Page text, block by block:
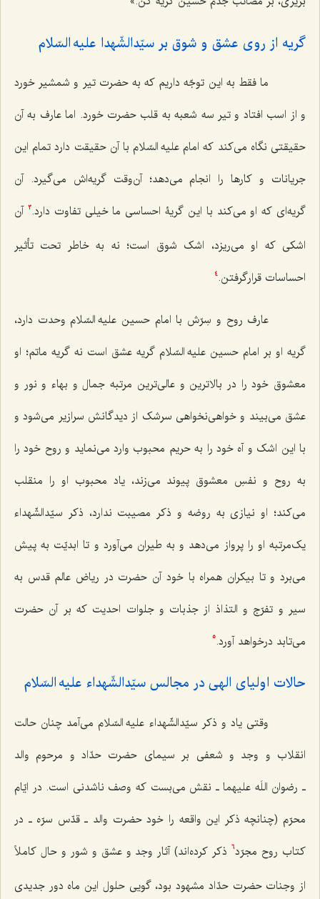
گریه از روی عشق و شوق بر سیّدالشّهدا علیه السّلام‌
ما فقط به این توجّه داریم که به حضرت تیر و شمشیر خورد
و از اسب افتاد و تیر سه شعبه به قلب حضرت خورد. اما عارف به آن
حقیقتی نگاه می‌کند که امام علیه السّلام با آن حقیقت دارد تمام این
جریانات و کارها را انجام می‌دهد؛ آن‌وقت گریه‌اش می‌گیرد. آن
گریه‌ای که او می‌کند با این گریۀ احساسی ما خیلی تفاوت دارد.3 آن
اشکی که او می‌ریزد، اشک شوق است؛ نه به خاطر تحت تأثیر
احساسات قرارگرفتن.4
عارف روح و سِرّش با امام حسین علیه السّلام وحدت دارد،
گریه او بر امام حسین علیه السّلام گریه عشق است نه گریه ماتم؛ او
معشوق خود را در بالاترین و عالی‌ترین مرتبه جمال و بهاء و نور و
عشق می‌بیند و خواهی‌نخواهی سرشک از دیدگانش سرازیر می‌شود و
با این اشک و آه خود را به حریم محبوب وارد می‌نماید و روح خود را
به روح و نفسِ معشوق پیوند می‌زند، یاد محبوب او را منقلب
می‌کند؛ او نیازی به روضه و ذکر مصیبت ندارد، ذکر سیّدالشّهداء
یک‌مرتبه او را پرواز می‌دهد و به طیران می‌آورد و تا ابدیّت به پیش
می‌برد و تا بیکران همراه با خود آن حضرت در ریاض عالم قدس به
سیر و تفرّج و التذاذ از جذبات و جلوات احدیت که بر آن حضرت
می‌تابد درخواهد آورد.5
حالات اولیای الهی در مجالس سیّدالشّهداء علیه السّلام
وقتی یاد و ذکر سیّدالشّهداء علیه السّلام می‌آمد چنان حالت
انقلاب و وجد و شعفی بر سیمای حضرت حدّاد و مرحوم والد
ـ رضوان اللَه علیهما ـ نقش می‌بست که وصف ناشدنی است. در ایّام
محرّم (چنانچه ذکر این واقعه را خود حضرت والد ـ قدّس سرّه ـ در
کتاب روح مجرّد6
ذکر کرده‌اند) آثار وجد و عشق و شور و حال کاملاً
از وجنات حضرت حدّاد مشهود بود، گویی حلول این ماه دور جدیدی